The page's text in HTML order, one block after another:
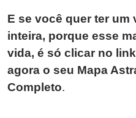
E se você quer ter
inteira, porque esse
vida, é só clicar no
agora o seu Mapa
Completo.